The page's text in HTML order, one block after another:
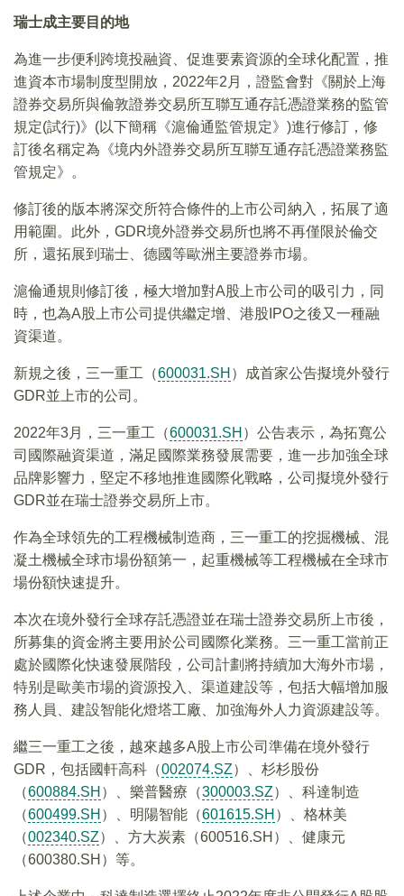
瑞士成主要目的地
為進一步便利跨境投融資、促進要素資源的全球化配置，推
進資本市場制度型開放，2022年2月，證監會對《關於上海
證券交易所與倫敦證券交易所互聯互通存託憑證業務的監管
規定(試行)》(以下簡稱《滬倫通監管規定》)進行修訂，修
訂後名稱定為《境内外證券交易所互聯互通存託憑證業務監
管規定》。
修訂後的版本將深交所符合條件的上市公司納入，拓展了適
用範圍。此外，GDR境外證券交易所也將不再僅限於倫交
所，還拓展到瑞士、德國等歐洲主要證券市場。
滬倫通規則修訂後，極大增加對A股上市公司的吸引力，同
時，也為A股上市公司提供繼定增、港股IPO之後又一種融
資渠道。
新規之後，三一重工（600031.SH ）成首家公告擬境外發行
GDR並上市的公司。
2022年3月，三一重工（600031.SH ）公告表示，為拓寬公
司國際融資渠道，滿足國際業務發展需要，進一步加強全球
品牌影響力，堅定不移地推進國際化戰略，公司擬境外發行
GDR並在瑞士證券交易所上市。
作為全球領先的工程機械制造商，三一重工的挖掘機械、混
凝土機械全球市場份額第一，起重機械等工程機械在全球市
場份額快速提升。
本次在境外發行全球存託憑證並在瑞士證券交易所上市後，
所募集的資金將主要用於公司國際化業務。三一重工當前正
處於國際化快速發展階段，公司計劃將持續加大海外市場，
特别是歐美市場的資源投入、渠道建設等，包括大幅增加服
務人員、建設智能化燈塔工廠、加強海外人力資源建設等。
繼三一重工之後，越來越多A股上市公司準備在境外發行
GDR，包括國軒高科（002074.SZ）、杉杉股份
（600884.SH ）、樂普醫療（300003.SZ）、科達制造
（600499.SH ）、明陽智能（601615.SH ）、格林美
（002340.SZ）、方大炭素（600516.SH）、健康元
（600380.SH）等。